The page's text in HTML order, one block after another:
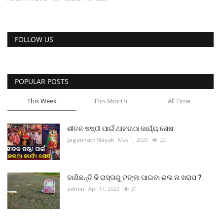
ରାଜ୍ୟ ଖବର
ବିଶେଷ ଖବର
ସ୍ୱାସ୍ଥ୍ୟ ହିଁ ସମ୍ପଦ
ବେପାର ବଣିଜ
ଜାଣିବା କଥା
ହାଣ୍ଡିଶାଳ
ସଂସ୍କୃତି
FOLLOW US
POPULAR POSTS
This Week This Month All Time
ଶୀତଳ ଷଷ୍ଠୀ ପାଇଁ ଥାଳଉଠା କାର୍ଯ୍ୟ ଶେଷ
Jagannath Nayak May 1, 2025 22
ଜାଣିଛନ୍ତି କି ରାସ୍ତାରୁ ଟଙ୍କା ପାଇବା ଭଲ ନା ଖରାପ ?
admin Apr 17, 2023 21